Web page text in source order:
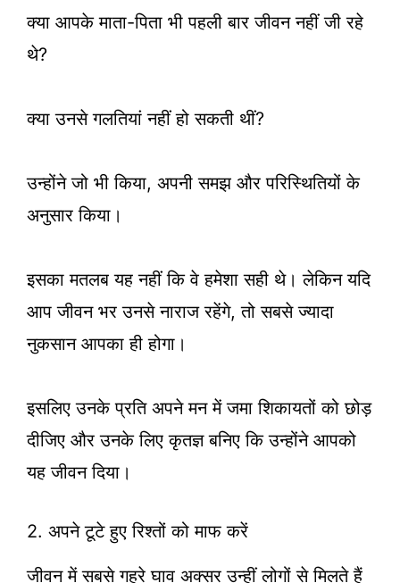
क्या आपके माता-पिता भी पहली बार जीवन नहीं जी रहे
थे?
क्या उनसे गलतियां नहीं हो सकती थीं?
उन्होंने जो भी किया, अपनी समझ और परिस्थितियों के
अनुसार किया।
इसका मतलब यह नहीं कि वे हमेशा सही थे। लेकिन यदि
आप जीवन भर उनसे नाराज रहेंगे, तो सबसे ज्यादा
नुकसान आपका ही होगा।
इसलिए उनके प्रति अपने मन में जमा शिकायतों को छोड़
दीजिए और उनके लिए कृतज्ञ बनिए कि उन्होंने आपको
यह जीवन दिया।
2. अपने टूटे हुए रिश्तों को माफ करें
जीवन में सबसे गहरे घाव अक्सर उन्हीं लोगों से मिलते हैं